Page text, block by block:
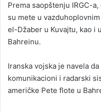
Prema saopštenju IRGC-
su mete u
el-Džaber u Kuvajtu, kao i
Bahreinu.
Iranska vojska je navela
komunikacioni i radarski
američke Pete flote u